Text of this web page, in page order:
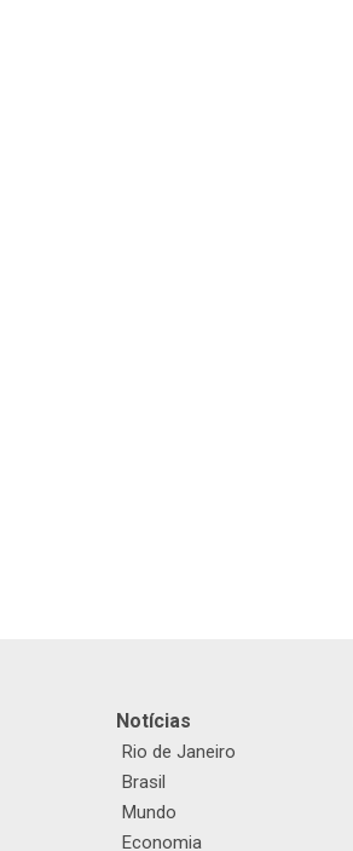
Notícias
Rio de Janeiro
Brasil
Mundo
Economia